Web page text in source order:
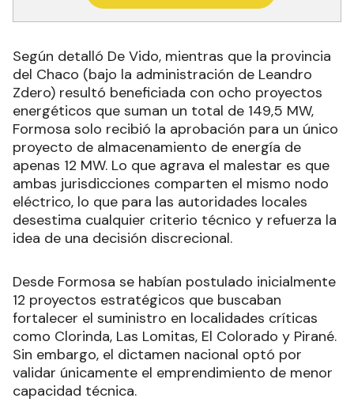
Según detalló De Vido, mientras que la provincia
del Chaco (bajo la administración de Leandro
Zdero) resultó beneficiada con ocho proyectos
energéticos que suman un total de 149,5 MW,
Formosa solo recibió la aprobación para un único
proyecto de almacenamiento de energía de
apenas 12 MW. Lo que agrava el malestar es que
ambas jurisdicciones comparten el mismo nodo
eléctrico, lo que para las autoridades locales
desestima cualquier criterio técnico y refuerza la
idea de una decisión discrecional.
Desde Formosa se habían postulado inicialmente
12 proyectos estratégicos que buscaban
fortalecer el suministro en localidades críticas
como Clorinda, Las Lomitas, El Colorado y Pirané.
Sin embargo, el dictamen nacional optó por
validar únicamente el emprendimiento de menor
capacidad técnica.